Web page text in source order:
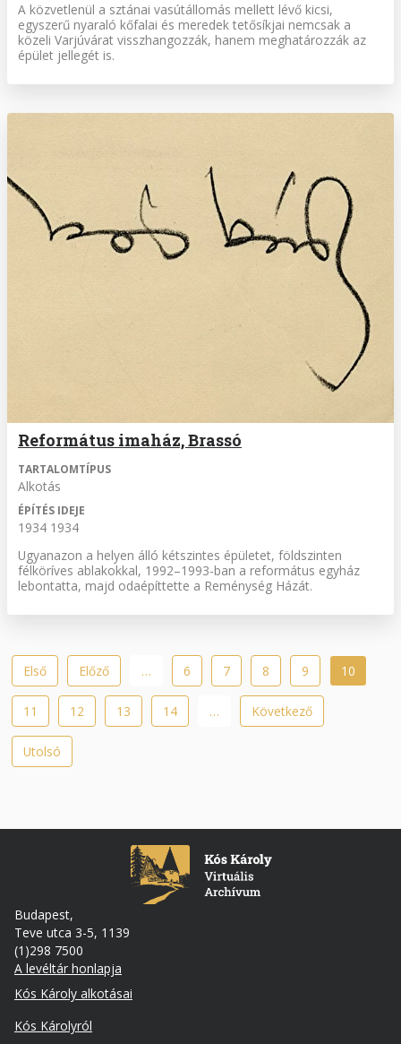
A közvetlenül a sztánai vasútállomás mellett lévő kicsi,
egyszerű nyaraló kőfalai és meredek tetősíkjai nemcsak a
közeli Varjúvárat visszhangozzák, hanem meghatározzák az
épület jellegét is.
Református imaház, Brassó
TARTALOMTÍPUS
Alkotás
ÉPÍTÉS IDEJE
1934 1934
Ugyanazon a helyen álló kétszintes épületet, földszinten
félköríves ablakokkal, 1992–1993-ban a református egyház
lebontatta, majd odaépíttette a Reménység Házát.
Oldalszámozás
Első
oldal
Első
Előző
oldal
Előző … Oldal
6 Oldal
7 Oldal
8 Oldal
9
Jelenlegi
oldal
10
Oldal
11 Oldal
12 Oldal
13 Oldal
14 …
Következő
oldal
Következő
Utolsó
oldal
Utolsó
Budapest,
Teve utca 3-5, 1139
(1)298 7500
A levéltár honlapja
Footer
Kós Károly alkotásai
Kós Károlyról